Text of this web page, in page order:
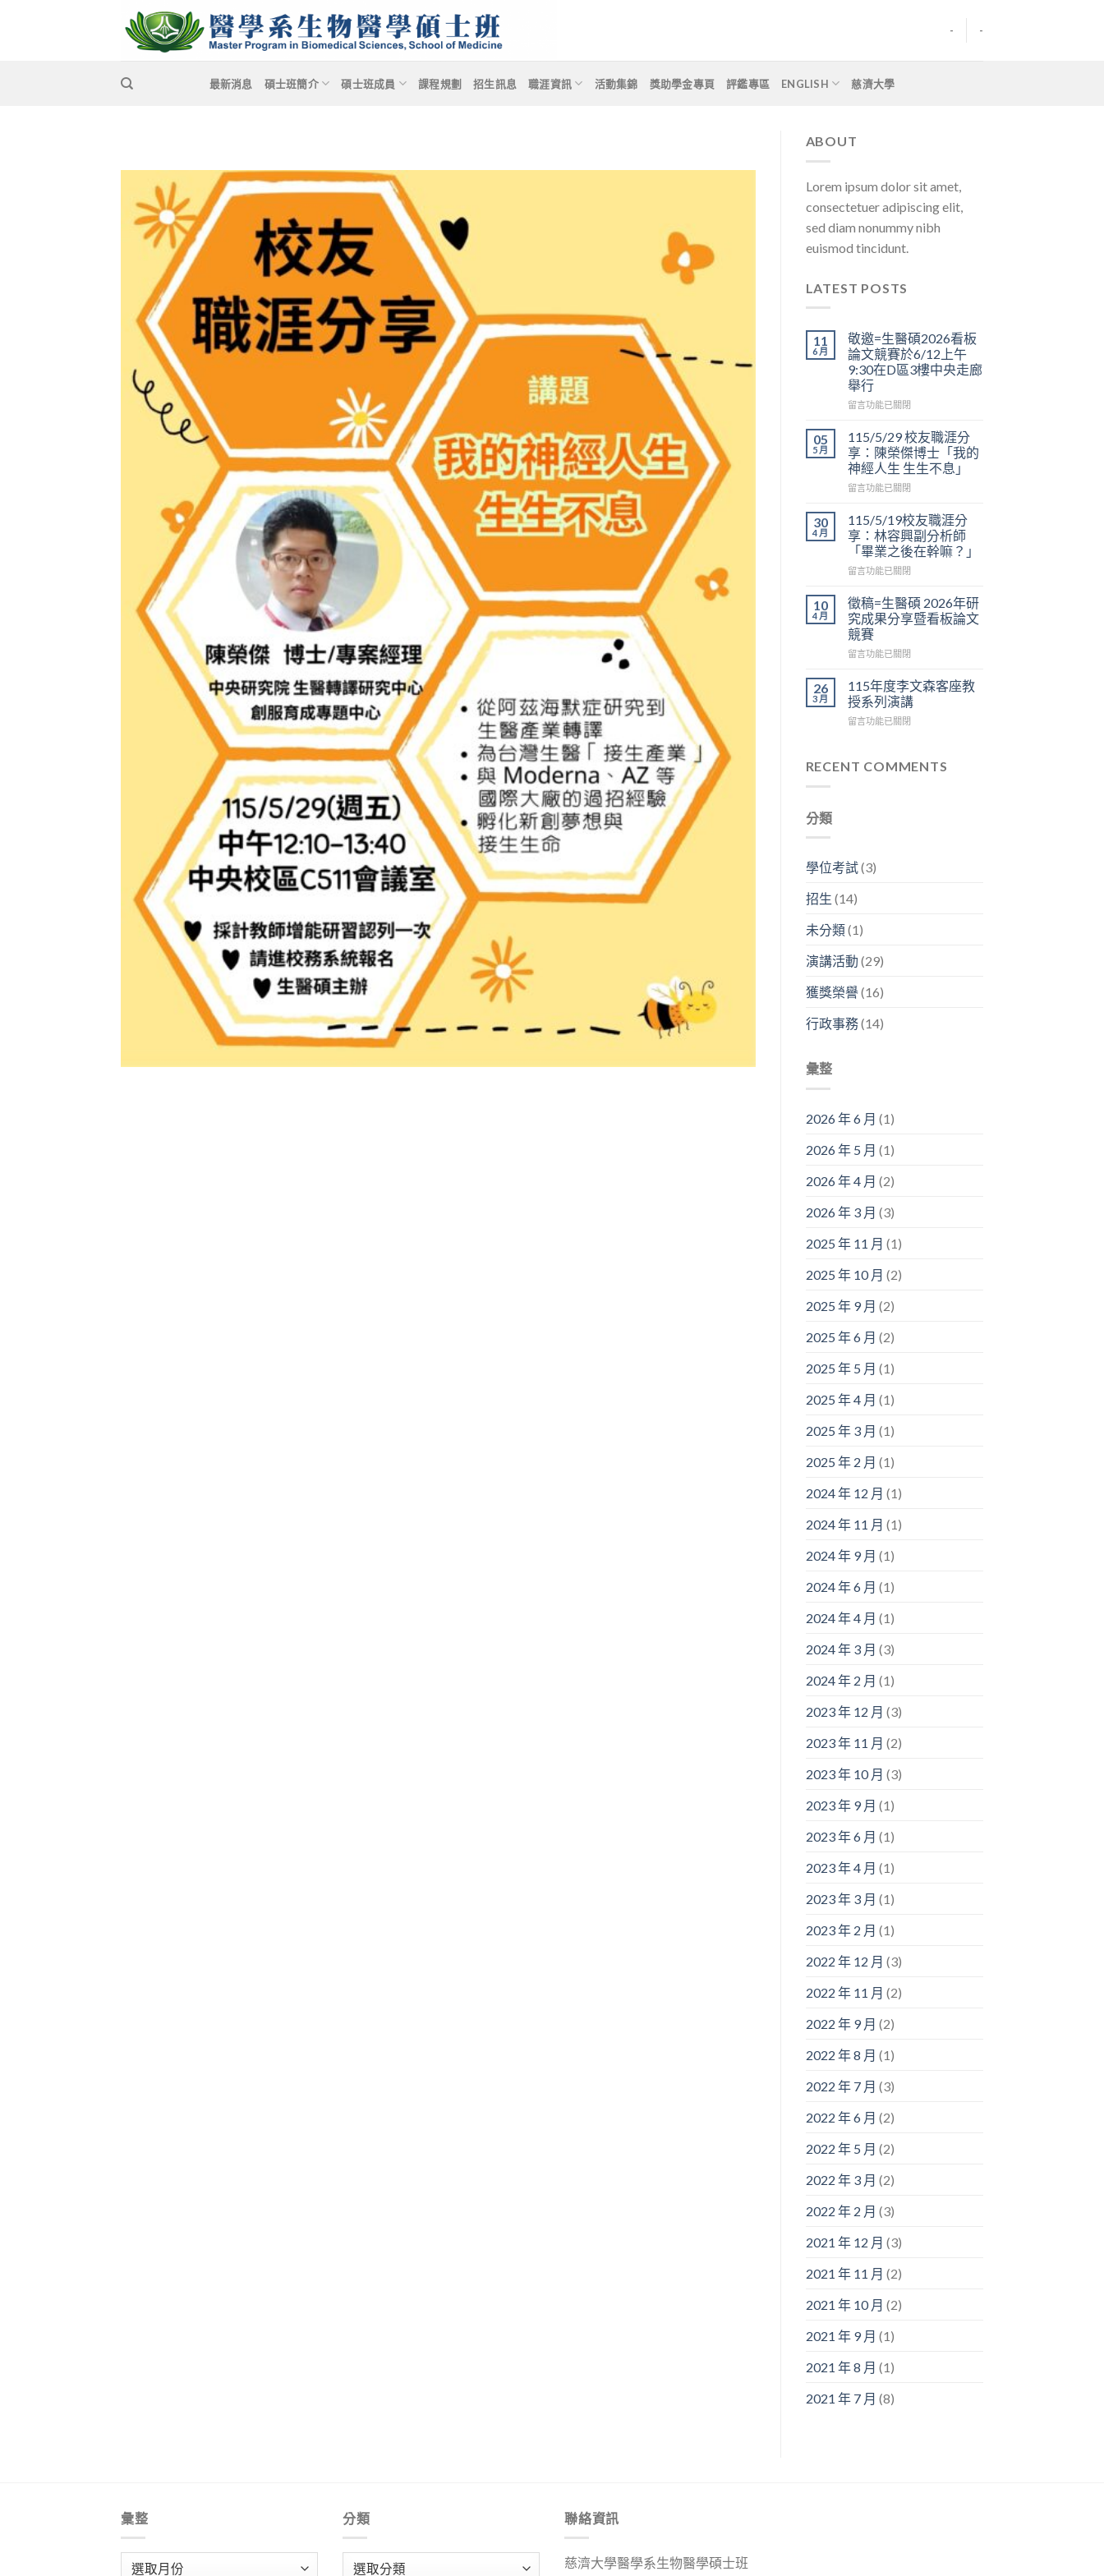
- -
最新消息 碩士班簡介 碩士班成員 課程規劃 招生訊息 職涯資訊 活動集錦 獎助學金專頁 評鑑專區 ENGLISH 慈濟大學
ABOUT
Lorem ipsum dolor sit amet,
consectetuer adipiscing elit,
sed diam nonummy nibh
euismod tincidunt.
LATEST POSTS
11
6 月
敬邀=生醫碩2026看板
論文競賽於6/12上午
9:30在D區3樓中央走廊
舉行
在
邀
=
生
醫
碩
看
板
論
競
於
6/12
上
午
9:30
D
區
3
樓
走
留言功能已關閉
05
5 月
115/5/29 校友職涯分
享：陳榮傑博士「我的
神經人生 生生不息」
在
校
友
職
分
陳
榮
傑
博
士
的
神
經
人
生
留言功能已關閉
30
4 月
115/5/19校友職涯分
享：林容興副分析師
「畢業之後在幹嘛？」
在
校
友
職
涯
分
林
容
興
副
師
嘛？」〉
中
留言功能已關閉
10
4 月
徵稿=生醫碩 2026年研
究成果分享暨看板論文
競賽
在
稿
=
生
醫
年
暨
看
論
競
中
留言功能已關閉
26
3 月
115年度李文森客座教
授系列演講
在
度
授
系
演
中
留言功能已關閉
RECENT COMMENTS
分類
學位考試(3)
招生 (14)
未分類(1)
演講活動 (29)
獲獎榮譽(16)
行政事務(14)
彙整
2026 年 6 月 (1)
2026 年 5 月 (1)
2026 年 4 月 (2)
2026 年 3 月 (3)
2025 年 11 月 (1)
2025 年 10 月 (2)
2025 年 9 月 (2)
2025 年 6 月 (2)
2025 年 5 月 (1)
2025 年 4 月 (1)
2025 年 3 月 (1)
2025 年 2 月 (1)
2024 年 12 月 (1)
2024 年 11 月 (1)
2024 年 9 月 (1)
2024 年 6 月 (1)
2024 年 4 月 (1)
2024 年 3 月 (3)
2024 年 2 月 (1)
2023 年 12 月 (3)
2023 年 11 月 (2)
2023 年 10 月 (3)
2023 年 9 月 (1)
2023 年 6 月 (1)
2023 年 4 月 (1)
2023 年 3 月 (1)
2023 年 2 月 (1)
2022 年 12 月 (3)
2022 年 11 月 (2)
2022 年 9 月 (2)
2022 年 8 月 (1)
2022 年 7 月 (3)
2022 年 6 月 (2)
2022 年 5 月 (2)
2022 年 3 月 (2)
2022 年 2 月 (3)
2021 年 12 月 (3)
2021 年 11 月 (2)
2021 年 10 月 (2)
2021 年 9 月 (1)
2021 年 8 月 (1)
2021 年 7 月 (8)
彙整 分類 聯絡資訊
慈濟大學醫學系生物醫學碩士班